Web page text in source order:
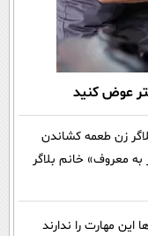
زن طعمه کشاندن
ماه مشغول «امر به معروف» خانم بلاگر
مهارت را ندارند